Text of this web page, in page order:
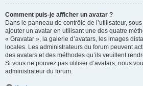
Comment puis-je afficher un avatar ?
Dans le panneau de contrôle de l’utilisateur,
ajouter un avatar en utilisant une des quatre
« Gravatar », la galerie d’avatars, les images
locales. Les administrateurs du forum peuvent
des avatars et des méthodes qu’ils veuillent
Si vous ne pouvez pas utiliser d’avatars, nous
administrateur du forum.